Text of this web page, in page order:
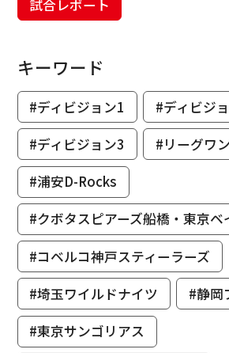
試合レポート
キーワード
#ディビジョン1
#ディビジ
#ディビジョン3
#リーグワ
#浦安D-Rocks
#クボタスピアーズ船橋・東京ベ
#コベルコ神戸スティーラーズ
#埼玉ワイルドナイツ
#静岡
#東京サンゴリアス